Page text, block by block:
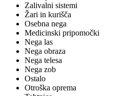
Zalivalni sistemi
Žari in kurišča
Osebna nega
Medicinski pripomočki
Nega las
Nega obraza
Nega telesa
Nega zob
Ostalo
Otroška oprema